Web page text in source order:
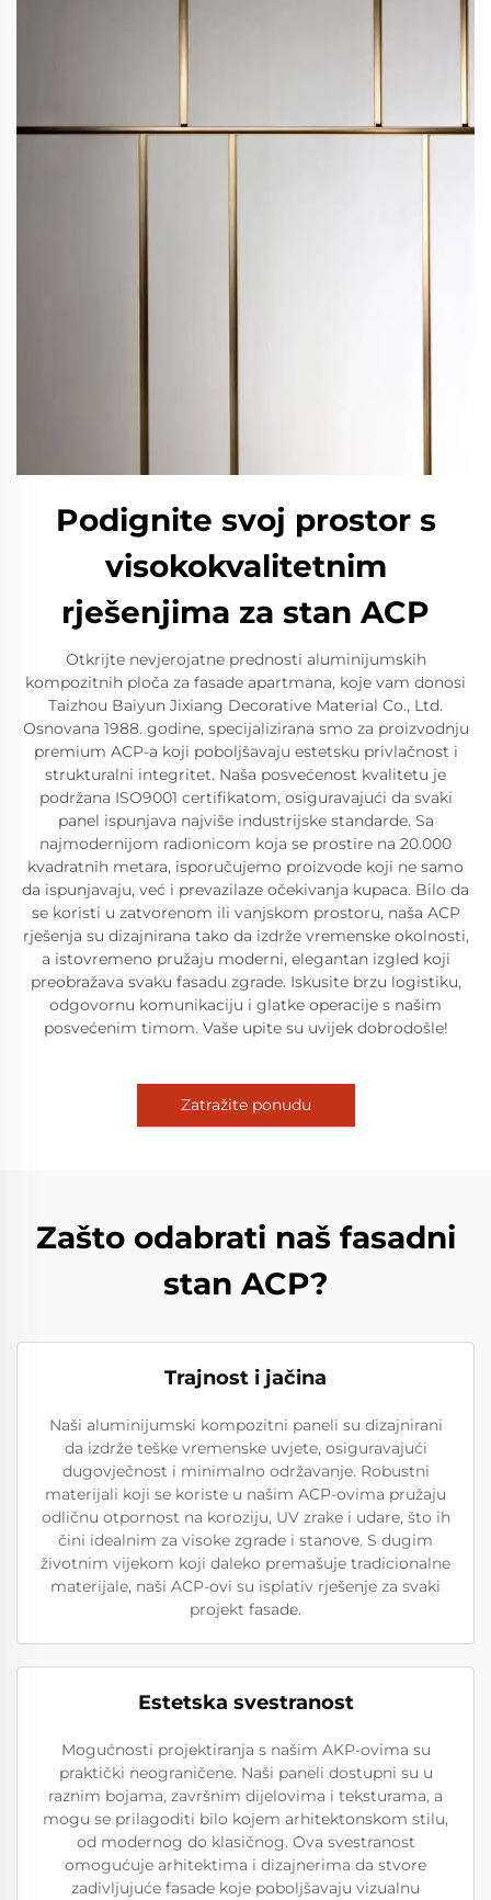
Podignite svoj prostor s
visokokvalitetnim
rješenjima za stan ACP
Otkrijte nevjerojatne prednosti aluminijumskih
kompozitnih ploča za fasade apartmana, koje vam donosi
Taizhou Baiyun Jixiang Decorative Material Co., Ltd.
Osnovana 1988. godine, specijalizirana smo za proizvodnju
premium ACP-a koji poboljšavaju estetsku privlačnost i
strukturalni integritet. Naša posvećenost kvalitetu je
podržana ISO9001 certifikatom, osiguravajući da svaki
panel ispunjava najviše industrijske standarde. Sa
najmodernijom radionicom koja se prostire na 20.000
kvadratnih metara, isporučujemo proizvode koji ne samo
da ispunjavaju, već i prevazilaze očekivanja kupaca. Bilo da
se koristi u zatvorenom ili vanjskom prostoru, naša ACP
rješenja su dizajnirana tako da izdrže vremenske okolnosti,
a istovremeno pružaju moderni, elegantan izgled koji
preobražava svaku fasadu zgrade. Iskusite brzu logistiku,
odgovornu komunikaciju i glatke operacije s našim
posvećenim timom. Vaše upite su uvijek dobrodošle!
Zatražite ponudu
Zašto odabrati naš fasadni
stan ACP?
Trajnost i jačina
Naši aluminijumski kompozitni paneli su dizajnirani
da izdrže teške vremenske uvjete, osiguravajući
dugovječnost i minimalno održavanje. Robustni
materijali koji se koriste u našim ACP-ovima pružaju
odličnu otpornost na koroziju, UV zrake i udare, što ih
čini idealnim za visoke zgrade i stanove. S dugim
životnim vijekom koji daleko premašuje tradicionalne
materijale, naši ACP-ovi su isplativ rješenje za svaki
projekt fasade.
Estetska svestranost
Mogućnosti projektiranja s našim AKP-ovima su
praktički neograničene. Naši paneli dostupni su u
raznim bojama, završnim dijelovima i teksturama, a
mogu se prilagoditi bilo kojem arhitektonskom stilu,
od modernog do klasičnog. Ova svestranost
omogućuje arhitektima i dizajnerima da stvore
zadivljujuće fasade koje poboljšavaju vizualnu